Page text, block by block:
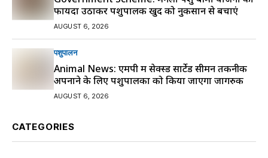
फायदा उठाकर पशुपालक खुद को नुकसान से बचाएं
AUGUST 6, 2026
पशुपालन
Animal News: एमपी में सेक्स्ड सार्टेड सीमन तकनीक
अपनाने के लिए पशुपालकों को किया जाएगा जागरुक
AUGUST 6, 2026
CATEGORIES